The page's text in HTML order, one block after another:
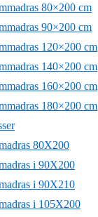
80×200 cm
90×200 cm
120×200 cm
140×200 cm
160×200 cm
180×200 cm
80X200
i 90X200
i 90X210
i 105X200